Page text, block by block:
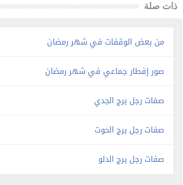
ذات صلة
من بعض الوقفات في شهر رمضان
صور إفطار جماعي في شهر رمضان
صفات رجل برج الجدي
صفات رجل برج الحوت
صفات رجل برج الدلو